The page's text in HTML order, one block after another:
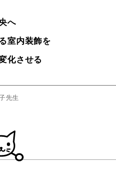
へ
室内装飾を
化させる
先生